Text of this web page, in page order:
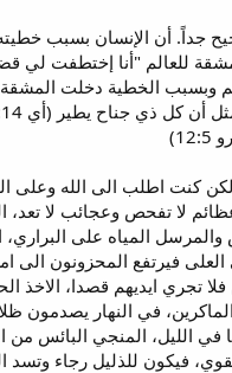
جداً. أن الإنسان بسبب
للعالم "أنا إختطفت لي
وبسبب الخطية دخلت المشقة
8-16:- "لكن كنت اطلب الى الله وعلى
لا تفحص وعجائب لا تعد،
المياه على البراري،
فيرتفع المحزونون الى
فلا تجري ايديهم قصدا، الاخذ
في النهار يصدمون
في الليل، المنجي البائس
فيكون للذليل رجاء وتسد